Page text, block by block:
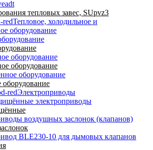
тепловых завес, SUpvz3
Тепловое, холодильное и
оборудование
оборудование
Электроприводы